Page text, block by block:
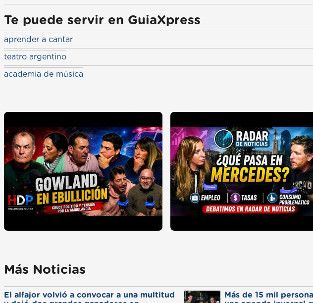
Te puede servir en GuiaXpress
aprender a cantar
teatro argentino
academia de música
Más Noticias
El alfajor volvió a convocar a una multitud
Más de 15 mil